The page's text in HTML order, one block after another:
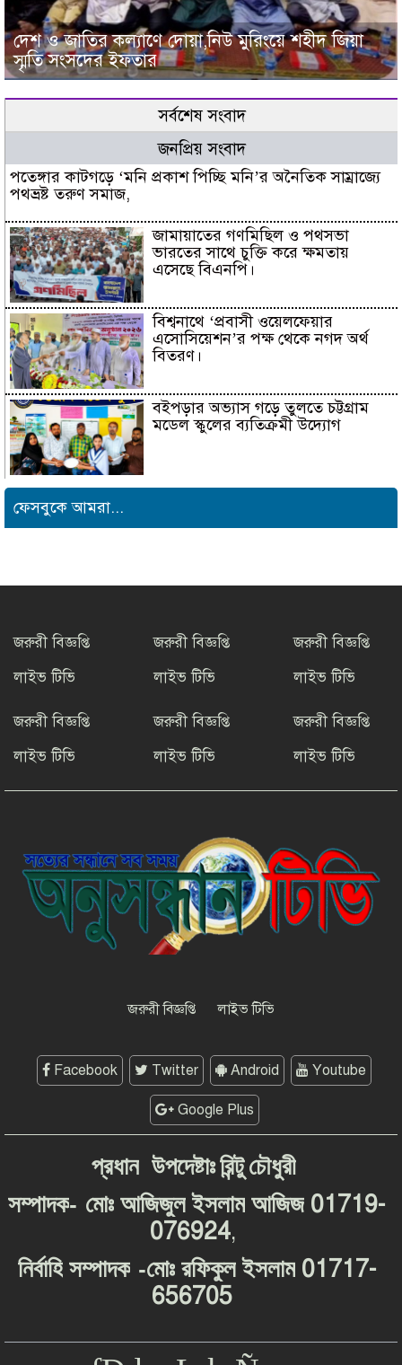
দেশ ও জাতির কল্যাণে দোয়া,নিউ মুরিংয়ে শহীদ জিয়া
স্মৃতি সংসদের ইফতার
সর্বশেষ সংবাদ
জনপ্রিয় সংবাদ
পতেঙ্গার কাটগড়ে ‘মনি প্রকাশ পিচ্ছি মনি’র অনৈতিক সাম্রাজ্যে
পথভ্রষ্ট তরুণ সমাজ,
জামায়াতের গণমিছিল ও পথসভা
ভারতের সাথে চুক্তি করে ক্ষমতায়
এসেছে বিএনপি।
বিশ্বনাথে ‘প্রবাসী ওয়েলফেয়ার
এসোসিয়েশন’র পক্ষ থেকে নগদ অর্থ
বিতরণ।
বইপড়ার অভ্যাস গড়ে তুলতে চট্টগ্রাম
মডেল স্কুলের ব্যতিক্রমী উদ্যোগ
সাংবাদিক সুরক্ষা ও কল্যাণ
বৃক্ষরোপণ কর্মসূচি
মাদকের বিরুদ্ধে সমন্বিত জাতীয়
উদ্যোগের ডাক ইনফো বাংলার
কুষ্টিয়ায় শিল্পপতি আলাউদ্দিন
আহমেদের জন্মদিনে ব্যতিক্রমী আত্মীয়
সম্মেলন
সাংবাদিকতার মর্যাদা রক্ষায় ঐক্যের
প্রত্যয়, জেএসএস চট্টগ্রাম মহানগর
কমিটির নতুন নেতৃত্বের পরিচিতি
শফিকের মুক্তি ও মামলা প্রত্যাহারের
দাবিতে চট্টগ্রামে সাংবাদিকদের প্রতিবাদ
গণমাধ্যমের জন্য ‘অশনি সংকেত’
ফেসবুকে আমরা...
জরুরী বিজ্ঞপ্তি
লাইভ টিভি
জরুরী বিজ্ঞপ্তি
লাইভ টিভি
জরুরী বিজ্ঞপ্তি
লাইভ টিভি
জরুরী বিজ্ঞপ্তি
লাইভ টিভি
জরুরী বিজ্ঞপ্তি
লাইভ টিভি
জরুরী বিজ্ঞপ্তি
লাইভ টিভি
জরুরী বিজ্ঞপ্তি লাইভ টিভি
Facebook Twitter Android Youtube
Google Plus
প্রধান উপদেষ্টাঃরিন্টু চৌধুরী
সম্পাদক- মোঃ আজিজুল ইসলাম আজিজ 01719-
076924,
নির্বাহি সম্পাদক-মোঃ রফিকুল ইসলাম 01717-
656705